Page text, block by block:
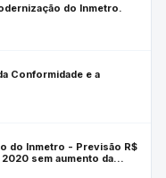
do Inmetro.
Conformidade e a
do Inmetro - Previsão R$
sem aumento da